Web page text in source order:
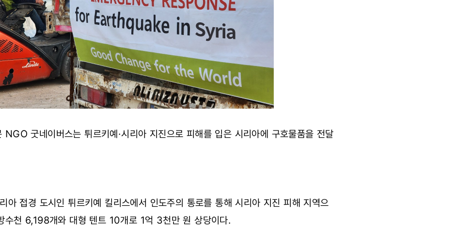
NGO 굿네이버스는 튀르키예·시리아 지진으로 피해를 입은 시리아에 구호물품을 전달
아 접경 도시인 튀르키예 킬리스에서 인도주의 통로를 통해 시리아 지진 피해 지역으
수천 6,198개와 대형 텐트 10개로 1억 3천만 원 상당이다.